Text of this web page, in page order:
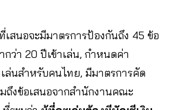
สนอจะมีมาตรการป้องกันถึง 45 ข้อ
ว่า 20 ปีเข้าเล่น, กำหนดค่า
เล่นสำหรับคนไทย, มีมาตรการคัด
ถึงข้อเสนอจากสำนักงานคณะ